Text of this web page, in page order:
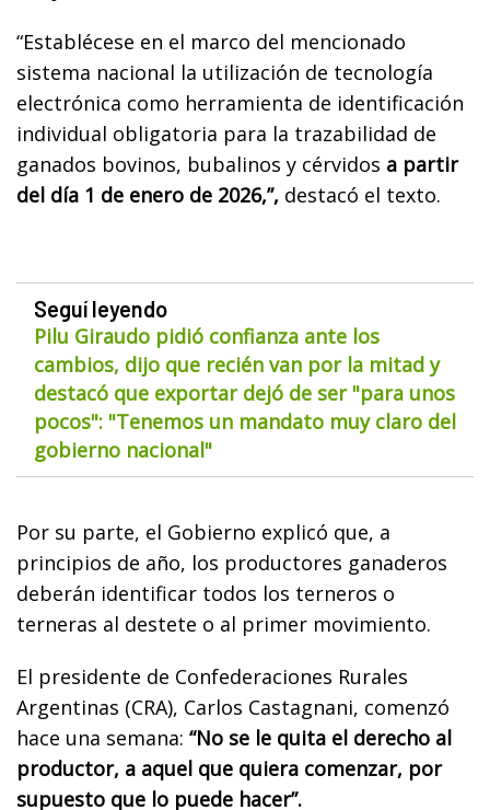
“Establécese en el marco del mencionado
sistema nacional la utilización de tecnología
electrónica como herramienta de identificación
individual obligatoria para la trazabilidad de
ganados bovinos, bubalinos y cérvidos a partir
del día 1 de enero de 2026,”, destacó el texto.
Seguí leyendo
Pilu Giraudo pidió confianza ante los
cambios, dijo que recién van por la mitad y
destacó que exportar dejó de ser "para unos
pocos": "Tenemos un mandato muy claro del
gobierno nacional"
Por su parte, el Gobierno explicó que, a
principios de año, los productores ganaderos
deberán identificar todos los terneros o
terneras al destete o al primer movimiento.
El presidente de Confederaciones Rurales
Argentinas (CRA), Carlos Castagnani, comenzó
hace una semana: “No se le quita el derecho al
productor, a aquel que quiera comenzar, por
supuesto que lo puede hacer”.